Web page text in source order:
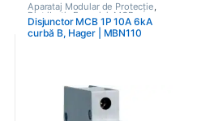
Aparataj Modular de Protecție,
Distribuția Energiei, MCB
Întrerupătoare Automate
Disjunctor MCB 1P 10A 6kA
curbă B, Hager | MBN110